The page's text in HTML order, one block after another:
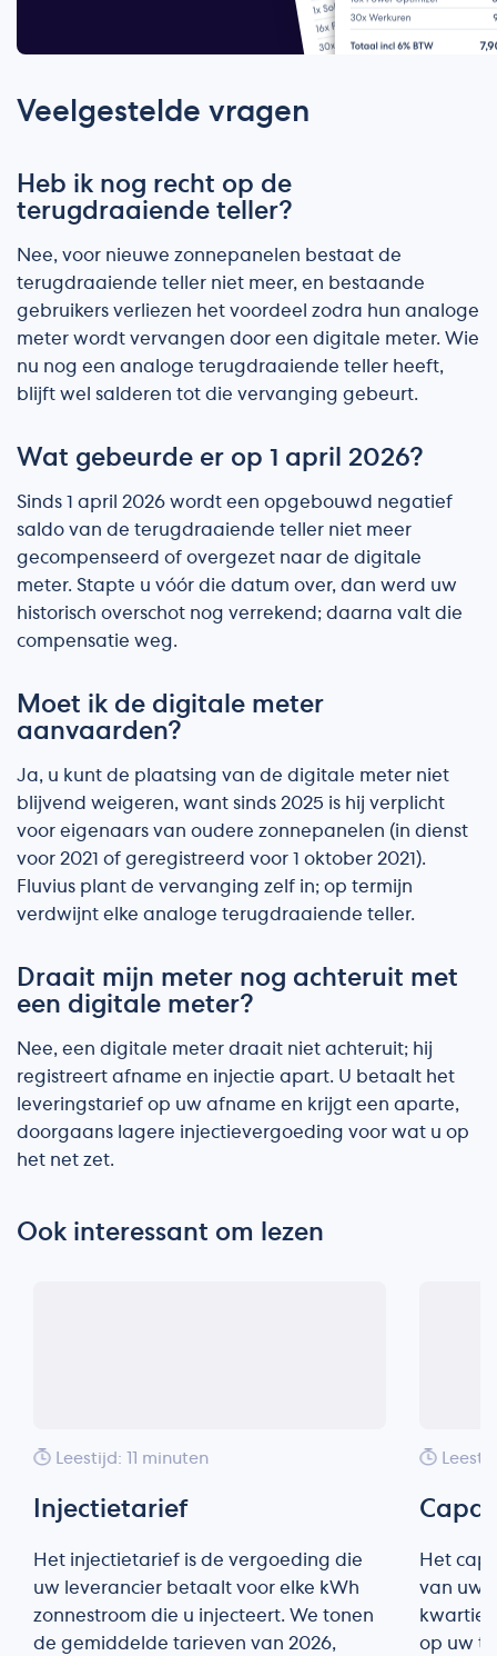
Veelgestelde vragen
Heb ik nog recht op de
terugdraaiende teller?
Nee, voor nieuwe zonnepanelen bestaat de
terugdraaiende teller niet meer, en bestaande
gebruikers verliezen het voordeel zodra hun analoge
meter wordt vervangen door een digitale meter. Wie
nu nog een analoge terugdraaiende teller heeft,
blijft wel salderen tot die vervanging gebeurt.
Wat gebeurde er op 1 april 2026?
Sinds 1 april 2026 wordt een opgebouwd negatief
saldo van de terugdraaiende teller niet meer
gecompenseerd of overgezet naar de digitale
meter. Stapte u vóór die datum over, dan werd uw
historisch overschot nog verrekend; daarna valt die
compensatie weg.
Moet ik de digitale meter
aanvaarden?
Ja, u kunt de plaatsing van de digitale meter niet
blijvend weigeren, want sinds 2025 is hij verplicht
voor eigenaars van oudere zonnepanelen (in dienst
voor 2021 of geregistreerd voor 1 oktober 2021).
Fluvius plant de vervanging zelf in; op termijn
verdwijnt elke analoge terugdraaiende teller.
Draait mijn meter nog achteruit met
een digitale meter?
Nee, een digitale meter draait niet achteruit; hij
registreert afname en injectie apart. U betaalt het
leveringstarief op uw afname en krijgt een aparte,
doorgaans lagere injectievergoeding voor wat u op
het net zet.
Ook interessant om lezen
Leestijd: 11 minuten
Injectietarief
Het injectietarief is de vergoeding die
uw leverancier betaalt voor elke kWh
zonnestroom die u injecteert. We tonen
de gemiddelde tarieven van 2026,
Het
van uw
op uw